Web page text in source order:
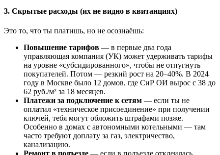
3. Скрытые расходы (их не видно в квитанциях)
Это то, что ты платишь, но не осознаёшь:
Повышение тарифов — в первые два года
управляющая компания (УК) может удерживать тарифы
на уровне «субсидированного», чтобы не отпугнуть
покупателей. Потом — резкий рост на 20–40%. В 2024
году в Москве было 12 домов, где СиР ОИ вырос с 38 до
62 руб./м² за 18 месяцев.
Платежи за подключение к сетям — если ты не
оплатил «техническое присоединение» при получении
ключей, тебя могут обложить штрафами позже.
Особенно в домах с автономными котельными — там
часто требуют доплату за газ, электричество,
канализацию.
Ремонт в подъезде — если в подъезде отклеилась